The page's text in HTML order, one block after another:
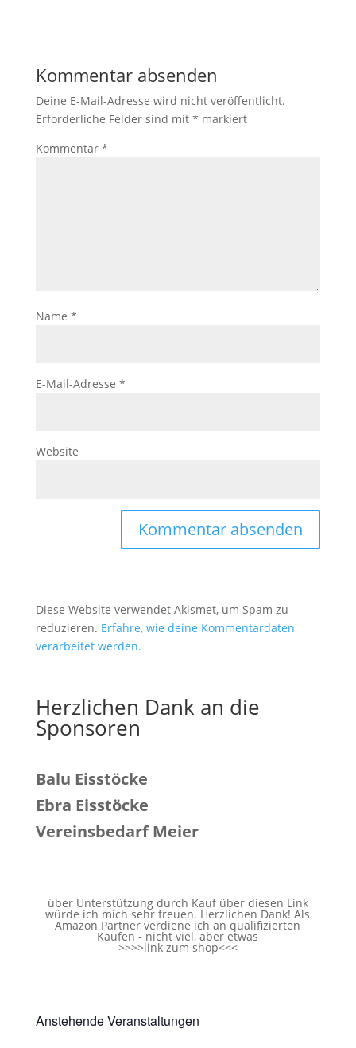
Kommentar absenden
Deine E-Mail-Adresse wird nicht veröffentlicht.
Erforderliche Felder sind mit * markiert
Kommentar *
Name *
E-Mail-Adresse *
Website
Diese Website verwendet Akismet, um Spam zu
reduzieren. Erfahre, wie deine Kommentardaten
verarbeitet werden.
Herzlichen Dank an die
Sponsoren
Balu Eisstöcke
Ebra Eisstöcke
Vereinsbedarf Meier
über Unterstützung durch Kauf über diesen Link
würde ich mich sehr freuen. Herzlichen Dank! Als
Amazon Partner verdiene ich an qualifizierten
Käufen - nicht viel, aber etwas
>>>>link zum shop<<<
Anstehende Veranstaltungen